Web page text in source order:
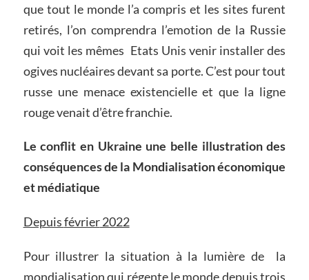
que tout le monde l’a compris et les sites furent
retirés, l’on comprendra l’emotion de la Russie
qui voit les mêmes Etats Unis venir installer des
ogives nucléaires devant sa porte. C’est pour tout
russe une menace existencielle et que la ligne
rouge venait d’être franchie.
Le conflit en Ukraine une belle illustration des
conséquencesde la Mondialisationéconomique
etmédiatique
Depuisfévrier2022
Pour illustrer la situation à la lumière de la
mondialisation qui régente le monde depuis trois